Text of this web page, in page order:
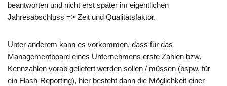
beantworten und nicht erst später im eigentlichen
Jahresabschluss => Zeit und Qualitätsfaktor.
Unter anderem kann es vorkommen, dass für das
Managementboard eines Unternehmens erste Zahlen bzw.
Kennzahlen vorab geliefert werden sollen / müssen (bspw. für
ein Flash-Reporting), hier besteht dann die Möglichkeit einer